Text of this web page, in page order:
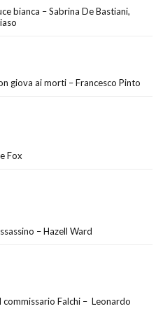
bianca – Sabrina De Bastiani,
giova ai morti – Francesco Pinto
Fox
– Hazell Ward
commissario Falchi – Leonardo